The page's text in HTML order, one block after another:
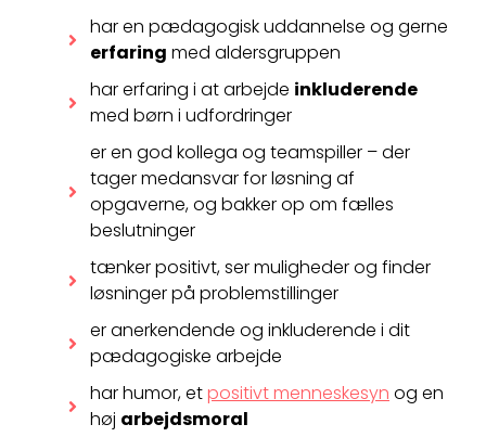
har en pædagogisk uddannelse og gerne
erfaring med aldersgruppen
har erfaring i at arbejde inkluderende
med børn i udfordringer
er en god kollega og teamspiller – der
tager medansvar for løsning af
opgaverne, og bakker op om fælles
beslutninger
tænker positivt, ser muligheder og finder
løsninger på problemstillinger
er anerkendende og inkluderende i dit
pædagogiske arbejde
har humor, etpositivt menneskesyn og en
høj arbejdsmoral